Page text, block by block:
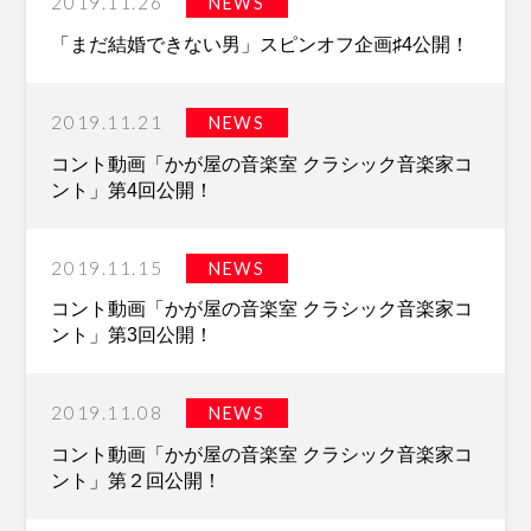
「まだ結婚できない男」スピンオフ企画♯4公開！
2019.11.21 NEWS
コント動画「かが屋の音楽室 クラシック音楽家コ
ント」第4回公開！
2019.11.15 NEWS
コント動画「かが屋の音楽室 クラシック音楽家コ
ント」第3回公開！
2019.11.08 NEWS
コント動画「かが屋の音楽室 クラシック音楽家コ
ント」第２回公開！